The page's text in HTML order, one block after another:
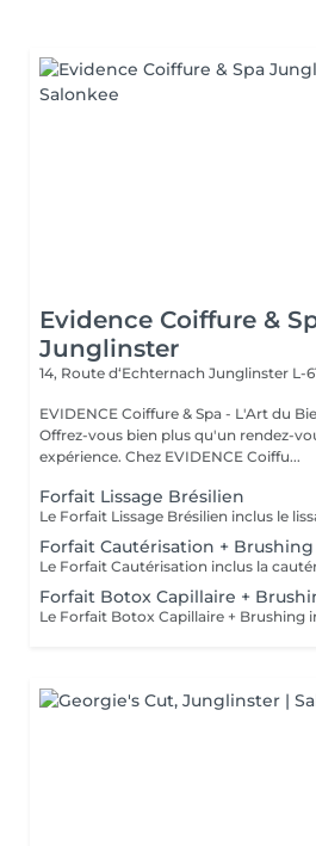
Evidence Coiffure &
Junglinster
14, Route d‘Echternach Junglinster L-
EVIDENCE Coiffure & Spa - L'Art du
Offrez-vous bien plus qu'un rendez-
expérience. Chez EVIDENCE Coiffu...
Forfait Lissage Brésilien
Forfait Cautérisation + Brushing
Forfait Botox Capillaire +